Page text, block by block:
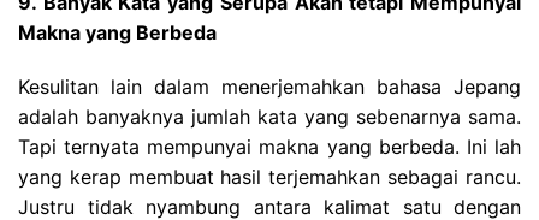
Makna yang Berbeda
Kesulitan lain dalam menerjemahkan bahasa Jepang
adalah banyaknya jumlah kata yang sebenarnya sama.
Tapi ternyata mempunyai makna yang berbeda. Ini lah
yang kerap membuat hasil terjemahkan sebagai rancu.
Justru tidak nyambung antara kalimat satu dengan